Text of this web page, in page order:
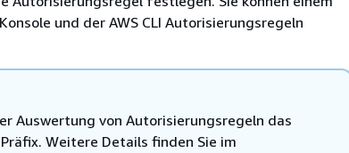
und der AWS CLI Autorisierungsregeln
Auswertung von Autorisierungsregeln das
Weitere Details finden Sie im